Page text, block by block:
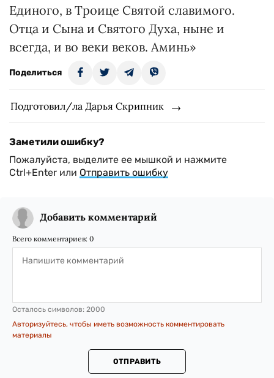
Единого, в Троице Святой славимого.
Отца и Сына и Святого Духа, ныне и
всегда, и во веки веков. Аминь»
Поделиться
Подготовил/ла Дарья Скрипник
Заметили ошибку?
Пожалуйста, выделите ее мышкой и нажмите
Ctrl+Enter или Отправить ошибку
Добавить комментарий
Всего комментариев: 0
Осталось символов: 2000
Авторизуйтесь, чтобы иметь возможность комментировать
материалы
ОТПРАВИТЬ